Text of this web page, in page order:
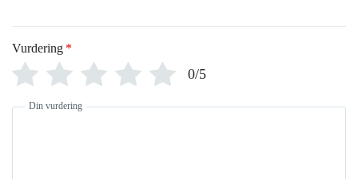
Vurdering *
0/5
Din vurdering